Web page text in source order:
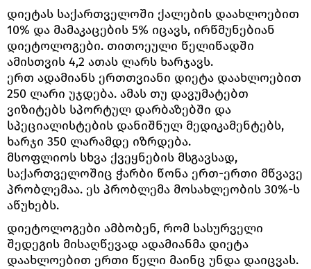
დიეტას საქართველოში ქალების დაახლოებით
10% და მამაკაცების 5% იცავს, ირწმუნებიან
დიეტოლოგები. თითოეული წელიწადში
ამისთვის 4,2 ათას ლარს ხარჯავს.
ერთ ადამიანს ერთთვიანი დიეტა დაახლოებით
250 ლარი უჯდება. ამას თუ დავუმატებთ
ვიზიტებს სპორტულ დარბაზებში და
სპეციალისტების დანიშნულ მედიკამენტებს,
ხარჯი 350 ლარამდე იზრდება.
მსოფლიოს სხვა ქვეყნების მსგავსად,
საქართველოშიც ჭარბი წონა ერთ-ერთი მწვავე
პრობლემაა. ეს პრობლემა მოსახლეობის 30%-ს
აწუხებს.
დიეტოლოგები ამბობენ, რომ სასურველი
შედეგის მისაღწევად ადამიანმა დიეტა
დაახლოებით ერთი წელი მაინც უნდა დაიცვას.